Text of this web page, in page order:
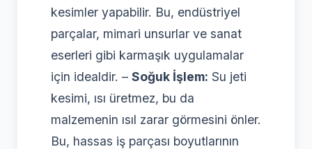
kesimler yapabilir. Bu, endüstriyel
parçalar, mimari unsurlar ve sanat
eserleri gibi karmaşık uygulamalar
için idealdir. – Soğuk İşlem: Su jeti
kesimi, ısı üretmez, bu da
malzemenin ısıl zarar görmesini önler.
Bu, hassas iş parçası boyutlarının